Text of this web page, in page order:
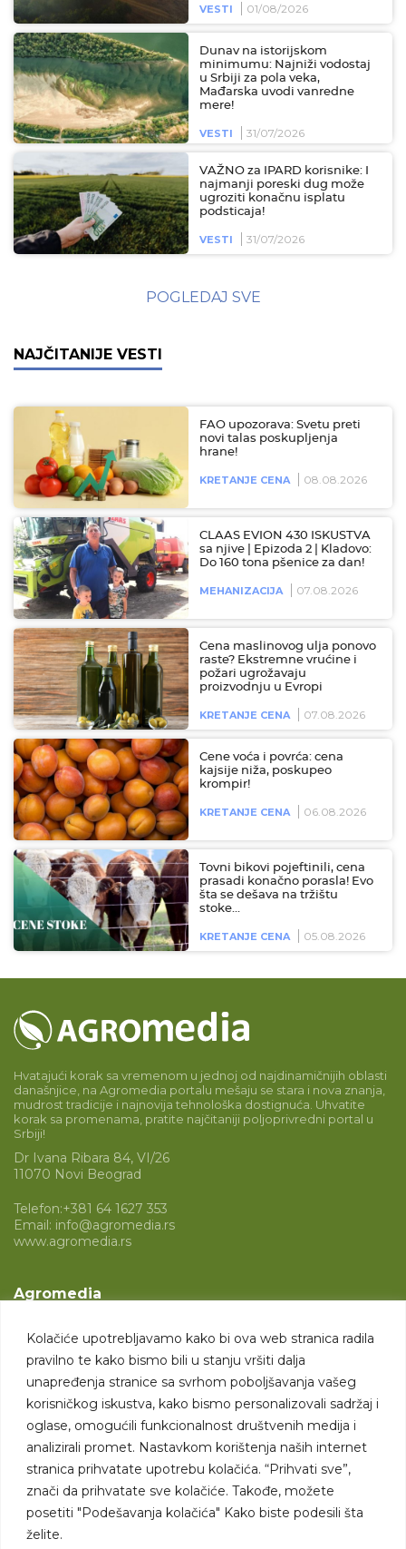
Kolačiće upotrebljavamo kako bi ova web stranica radila
pravilno te kako bismo bili u stanju vršiti dalja
unapređenja stranice sa svrhom poboljšavanja vašeg
korisničkog iskustva, kako bismo personalizovali sadržaj i
oglase, omogućili funkcionalnost društvenih medija i
analizirali promet. Nastavkom korištenja naših internet
stranica prihvatate upotrebu kolačića. “Prihvati sve”,
znači da prihvatate sve kolačiće. Takođe, možete
posetiti "Podešavanja kolačića" Kako biste podesili šta
želite.
VESTI 01/08/2026
Dunav na istorijskom
minimumu: Najniži vodostaj
u Srbiji za pola veka,
Mađarska uvodi vanredne
mere!
VESTI 31/07/2026
VAŽNO za IPARD korisnike: I
najmanji poreski dug može
ugroziti konačnu isplatu
podsticaja!
VESTI 31/07/2026
POGLEDAJ SVE
NAJČITANIJE VESTI
FAO upozorava: Svetu preti
novi talas poskupljenja
hrane!
KRETANJE CENA 08.08.2026
CLAAS EVION 430 ISKUSTVA
sa njive | Epizoda 2 | Kladovo:
Do 160 tona pšenice za dan!
MEHANIZACIJA 07.08.2026
Cena maslinovog ulja ponovo
raste? Ekstremne vrućine i
požari ugrožavaju
proizvodnju u Evropi
KRETANJE CENA 07.08.2026
Cene voća i povrća: cena
kajsije niža, poskupeo
krompir!
KRETANJE CENA 06.08.2026
Tovni bikovi pojeftinili, cena
prasadi konačno porasla! Evo
šta se dešava na tržištu
stoke…
KRETANJE CENA 05.08.2026
Hvatajući korak sa vremenom u jednoj od najdinamičnijih oblasti
današnjice, na Agromedia portalu mešaju se stara i nova znanja,
mudrost tradicije i najnovija tehnološka dostignuća. Uhvatite
korak sa promenama, pratite najčitaniji poljoprivredni portal u
Srbiji!
Dr Ivana Ribara 84, VI/26
11070 Novi Beograd
Telefon:+381 64 1627 353
Email: info@agromedia.rs
www.agromedia.rs
Agromedia
Svet poljoprivrede
Marketing usluge
Tražimo saradnike
Kontakt
Kontakt